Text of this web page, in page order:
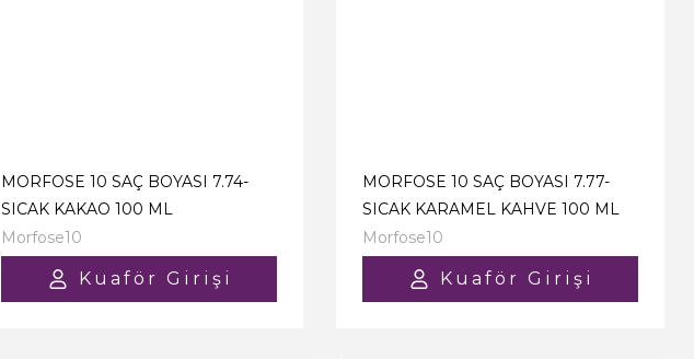
MORFOSE 10 SAÇ BOYASI 7.74-
SICAK KAKAO 100 ML
Morfose10
Kuaför Girişi
MORFOSE 10 SAÇ BOYASI 7.77-
SICAK KARAMEL KAHVE 100 ML
Morfose10
Kuaför Girişi